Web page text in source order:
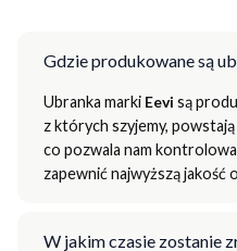
Gdzie produkowane są
Ubranka marki Eevi są
z których szyjemy,
co pozwala nam
zapewnić najwyższą jakość
W jakim czasie zostanie